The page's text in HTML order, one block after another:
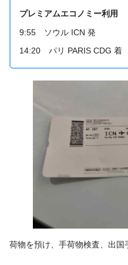
プレミアムエコノミー利用
9:55 ソウル ICN 発
14:20 パリ PARIS CDG 着
荷物を預け、手荷物検査、出国